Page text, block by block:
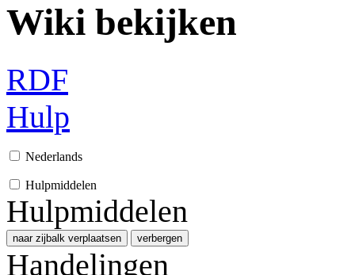
Wiki bekijken
RDF
Hulp
Nederlands
Hulpmiddelen
Hulpmiddelen
naar zijbalk verplaatsen verbergen
Handelingen